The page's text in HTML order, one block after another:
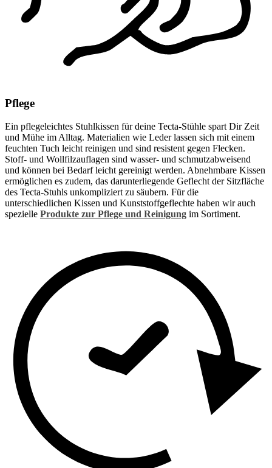
Pflege
Ein pflegeleichtes Stuhlkissen für deine Tecta-Stühle spart Dir Zeit
und Mühe im Alltag. Materialien wie Leder lassen sich mit einem
feuchten Tuch leicht reinigen und sind resistent gegen Flecken.
Stoff- und Wollfilzauflagen sind wasser- und schmutzabweisend
und können bei Bedarf leicht gereinigt werden. Abnehmbare Kissen
ermöglichen es zudem, das darunterliegende Geflecht der Sitzfläche
des Tecta-Stuhls unkompliziert zu säubern. Für die
unterschiedlichen Kissen und Kunststoffgeflechte haben wir auch
spezielle Produkte zur Pflege und Reinigung im Sortiment.